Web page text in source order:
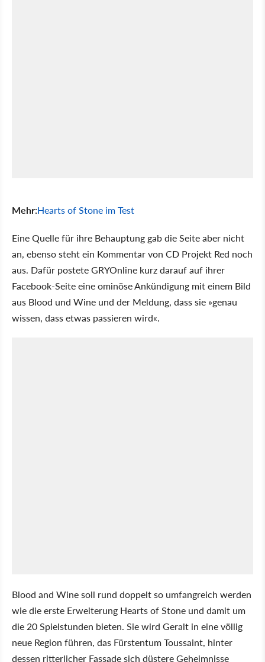
Mehr:Hearts of Stone im Test
Eine Quelle für ihre Behauptung gab die Seite aber nicht
an, ebenso steht ein Kommentar von CD Projekt Red noch
aus. Dafür postete GRYOnline kurz darauf auf ihrer
Facebook-Seite eine ominöse Ankündigung mit einem Bild
aus Blood und Wine und der Meldung, dass sie »genau
wissen, dass etwas passieren wird«.
Blood and Wine soll rund doppelt so umfangreich werden
wie die erste Erweiterung Hearts of Stone und damit um
die 20 Spielstunden bieten. Sie wird Geralt in eine völlig
neue Region führen, das Fürstentum Toussaint, hinter
dessen ritterlicher Fassade sich düstere Geheimnisse